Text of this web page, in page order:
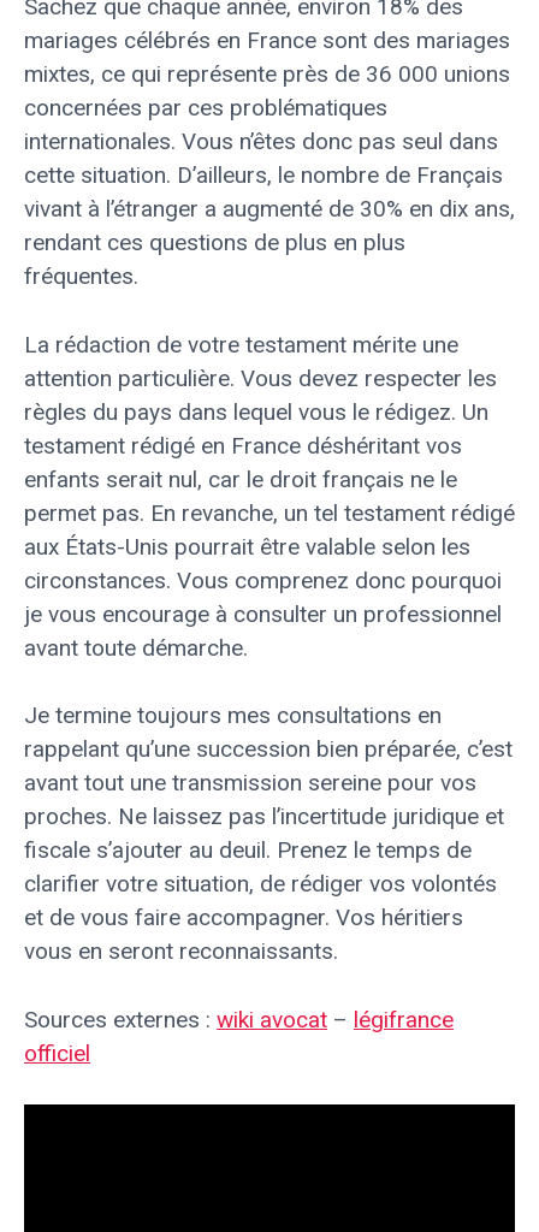
Sachez que chaque année, environ 18% des
mariages célébrés en France sont des mariages
mixtes, ce qui représente près de 36 000 unions
concernées par ces problématiques
internationales. Vous n’êtes donc pas seul dans
cette situation. D’ailleurs, le nombre de Français
vivant à l’étranger a augmenté de 30% en dix ans,
rendant ces questions de plus en plus
fréquentes.
La rédaction de votre testament mérite une
attention particulière. Vous devez respecter les
règles du pays dans lequel vous le rédigez. Un
testament rédigé en France déshéritant vos
enfants serait nul, car le droit français ne le
permet pas. En revanche, un tel testament rédigé
aux États-Unis pourrait être valable selon les
circonstances. Vous comprenez donc pourquoi
je vous encourage à consulter un professionnel
avant toute démarche.
Je termine toujours mes consultations en
rappelant qu’une succession bien préparée, c’est
avant tout une transmission sereine pour vos
proches. Ne laissez pas l’incertitude juridique et
fiscale s’ajouter au deuil. Prenez le temps de
clarifier votre situation, de rédiger vos volontés
et de vous faire accompagner. Vos héritiers
vous en seront reconnaissants.
Sources externes : wiki avocat – légifrance
officiel